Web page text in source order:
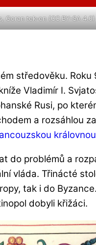
Goran tek-en (CC BY-SA 4.0)
středověku. Roku
Vladimír I.
Rusi, po
a rozsáhlou
královnou
do problémů a
vláda. Třinácté
tak i do
dobyli křižáci.